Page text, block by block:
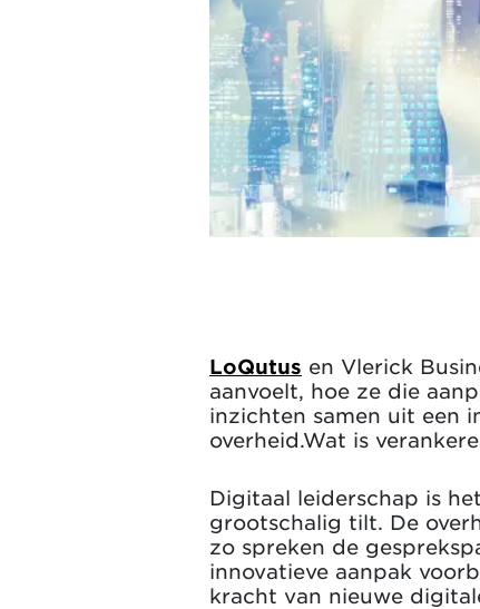
LoQutus en Vlerick
aanvoelt, hoe ze die
inzichten samen uit een
overheid.Wat is
Digitaal leiderschap is
grootschalig tilt. De
zo spreken de
innovatieve aanpak
kracht van nieuwe